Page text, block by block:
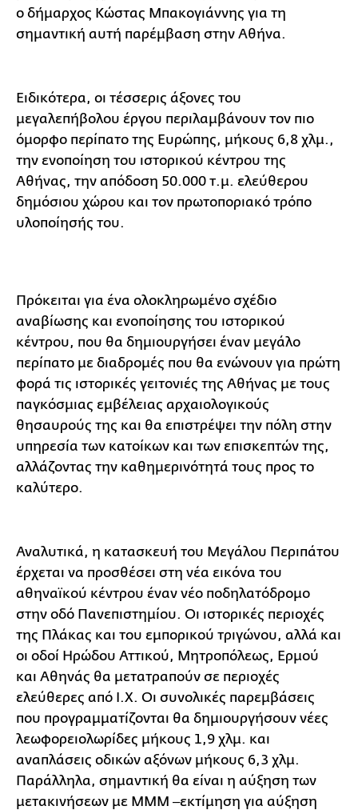
ο δήμαρχος Κώστας Μπακογιάννης για τη
σημαντική αυτή παρέμβαση στην Αθήνα.
Ειδικότερα, οι τέσσερις άξονες του
μεγαλεπήβολου έργου περιλαμβάνουν τον πιο
όμορφο περίπατο της Ευρώπης, μήκους 6,8 χλμ.,
την ενοποίηση του ιστορικού κέντρου της
Αθήνας, την απόδοση 50.000 τ.μ. ελεύθερου
δημόσιου χώρου και τον πρωτοποριακό τρόπο
υλοποίησής του.
Πρόκειται για ένα ολοκληρωμένο σχέδιο
αναβίωσης και ενοποίησης του ιστορικού
κέντρου, που θα δημιουργήσει έναν μεγάλο
περίπατο με διαδρομές που θα ενώνουν για πρώτη
φορά τις ιστορικές γειτονιές της Αθήνας με τους
παγκόσμιας εμβέλειας αρχαιολογικούς
θησαυρούς της και θα επιστρέψει την πόλη στην
υπηρεσία των κατοίκων και των επισκεπτών της,
αλλάζοντας την καθημερινότητά τους προς το
καλύτερο.
Αναλυτικά, η κατασκευή του Μεγάλου Περιπάτου
έρχεται να προσθέσει στη νέα εικόνα του
αθηναϊκού κέντρου έναν νέο ποδηλατόδρομο
στην οδό Πανεπιστημίου. Οι ιστορικές περιοχές
της Πλάκας και του εμπορικού τριγώνου, αλλά και
οι οδοί Ηρώδου Αττικού, Μητροπόλεως, Ερμού
και Αθηνάς θα μετατραπούν σε περιοχές
ελεύθερες από Ι.Χ. Οι συνολικές παρεμβάσεις
που προγραμματίζονται θα δημιουργήσουν νέες
λεωφορειολωρίδες μήκους 1,9 χλμ. και
αναπλάσεις οδικών αξόνων μήκους 6,3 χλμ.
Παράλληλα, σημαντική θα είναι η αύξηση των
μετακινήσεων με ΜΜΜ ‒εκτίμηση για αύξηση